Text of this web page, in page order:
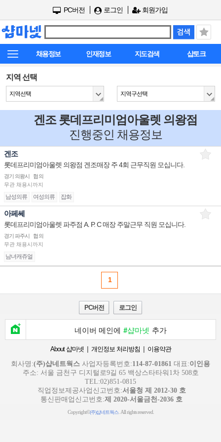
PC버전 로그인 회원가입
채용정보 인재정보 지도검색 샵토크
지역 선택
지역선택 지역구선택
겐조 롯데프리미엄아울렛 의왕점
진행중인 채용정보
겐조
롯데프리미엄아울렛 의왕점 겐조매장 주 4회 근무직원 모십니다.
경기 의왕시
협의
무관 채용시까지
남성의류 여성의류 잡화
아페쎄
롯데프리미엄아울렛 파주점 A. P. C 매장 주말근무 직원 모십니다.
경기 파주시
협의
무관 채용시까지
남녀캐쥬얼
1
PC버전 로그인
네이버 메인에 #샵마넷 추가
About 샵마넷 | 개인정보 처리방침 | 이용약관
회사명:(주)샵네트웍스 사업자등록번호:114-87-01861 대표:이인용
주소: 서울 금천구 디지털로9길 65 백상스타타워1차 508호
TEL:02)851-0815
직업정보제공사업신고번호:서울청 제 2012-30 호
통신판매업신고번호:제 2020-서울금천-2036 호
Copyright©(주)샵네트웍스. All rights reserved.